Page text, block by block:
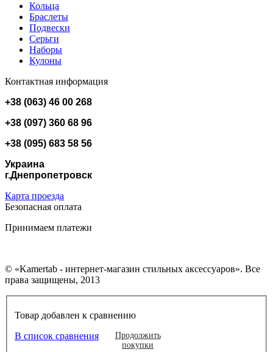
Кольца
Браслеты
Подвески
Серьги
Наборы
Кулоны
Контактная информация
+38 (063) 46 00 268
+38 (097) 360 68 96
+38 (095) 683 58 56
Украина
г.Днепропетровск
Карта проезда
Безопасная оплата
Принимаем платежи
© «Kamertab - интернет-магазин стильных аксессуаров». Все
права защищены, 2013
Товар добавлен к сравнению
В список сравнения
Продолжить
покупки